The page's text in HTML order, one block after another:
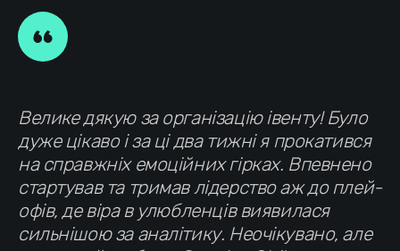
Велике дякую за організацію івенту! Було
дуже цікаво і за ці два тижні я прокатився
на справжніх емоційних гірках. Впевнено
стартував та тримав лідерство аж до плей-
офів, де віра в улюбленців виявилася
сильнішою за аналітику. Неочікувано, але